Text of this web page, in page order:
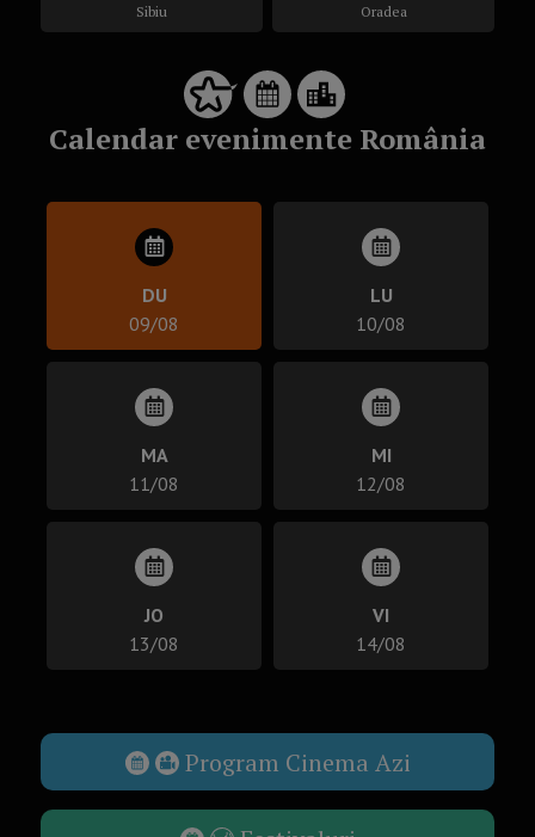
Sibiu Oradea
Calendar evenimente România
DU
09/08
LU
10/08
MA
11/08
MI
12/08
JO
13/08
VI
14/08
Program Cinema Azi